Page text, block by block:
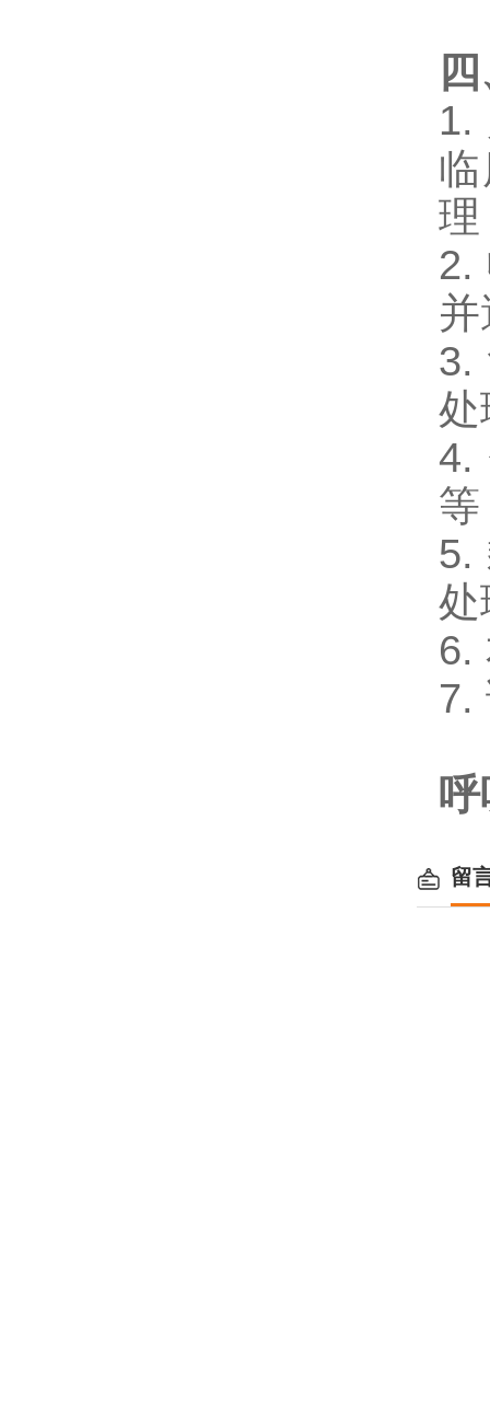
1.
理
2.
3.
处
4.
5.
处
6.
7.
留